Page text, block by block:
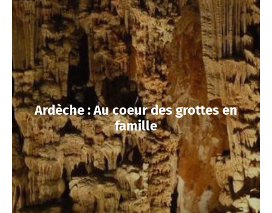
Ardèche : Au coeur des grottes en
famille